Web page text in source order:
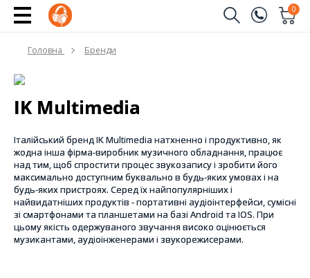
0
Ім'я
Телефон
Надіслати
Головна Бренди
IK Multimedia
Італійський бренд IK Multimedia натхненно і продуктивно, як
жодна інша фірма-виробник музичного обладнання, працює
над тим, щоб спростити процес звукозапису і зробити його
максимально доступним буквально в будь-яких умовах і на
будь-яких пристроях. Серед їх найпопулярніших і
найвидатніших продуктів - портативні аудіоінтерфейси, сумісні
зі смартфонами та планшетами на базі Android та IOS. При
цьому якість одержуваного звучання високо оцінюється
музикантами, аудіоінженерами і звукорежисерами.